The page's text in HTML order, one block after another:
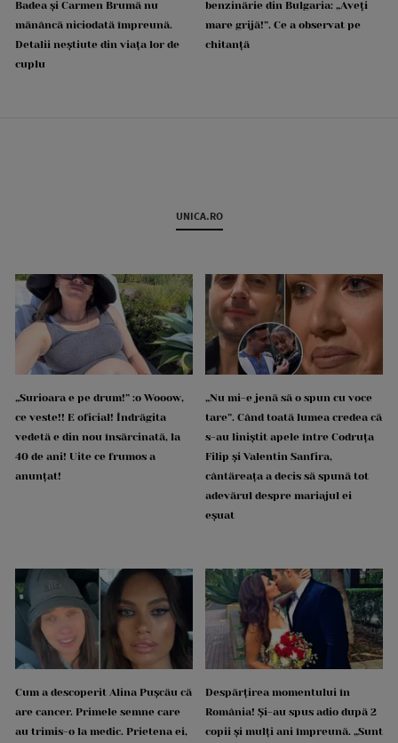
Badea și Carmen Brumă nu
mănâncă niciodată împreună.
Detalii neștiute din viața lor de
cuplu
benzinărie din Bulgaria: „Aveți
mare grijă!”. Ce a observat pe
chitanță
UNICA.RO
„Surioara e pe drum!” :o Wooow,
ce veste!! E oficial! Îndrăgita
vedetă e din nou însărcinată, la
40 de ani! Uite ce frumos a
anunțat!
„Nu mi-e jenă să o spun cu voce
tare”. Când toată lumea credea că
s-au liniștit apele între Codruța
Filip și Valentin Sanfira,
cântăreața a decis să spună tot
adevărul despre mariajul ei
eșuat
Cum a descoperit Alina Pușcău că
are cancer. Primele semne care
au trimis-o la medic. Prietena ei,
Despărțirea momentului în
România! Și-au spus adio după 2
copii și mulți ani împreună. „Sunt